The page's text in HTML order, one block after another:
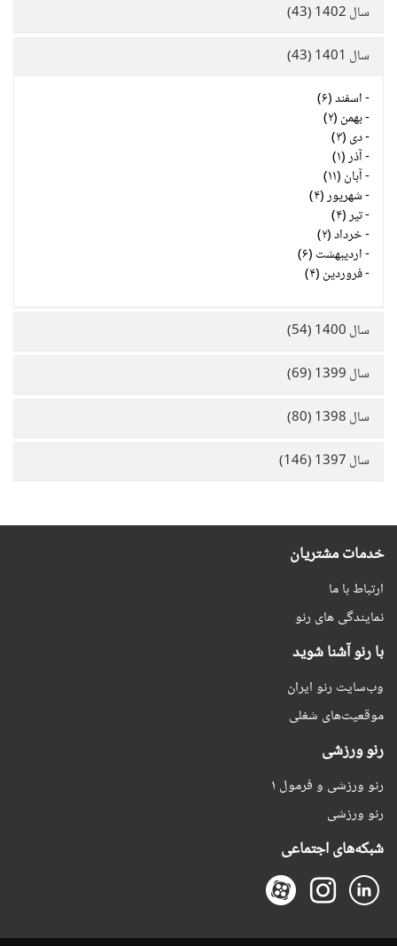
سال 1402 (43)
سال 1401 (43)
-اسفند (۶)
-بهمن (۲)
-دی (۳)
-آذر (۱)
-آبان (۱۱)
-شهریور (۴)
-تیر (۴)
-خرداد (۲)
-اردیبهشت (۶)
-فروردین (۴)
سال 1400 (54)
سال 1399 (69)
سال 1398 (80)
سال 1397 (146)
خدمات مشتریان
ارتباط با ما
نمایندگی های رنو
با رنو آشنا شوید
وب‌سایت رنو ایران
موقعیت‌های شغلی
رنو ورزشی
رنو ورزشی و فرمول ۱
رنو ورزشی
شبکه‌های اجتماعی